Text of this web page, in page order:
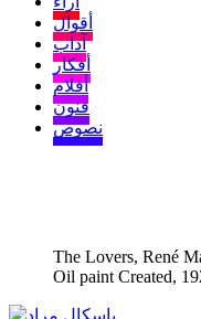
أقوال
آداب
أفكار
أفلام
فنون
نصوص
The Lovers, René
Oil paint Created,